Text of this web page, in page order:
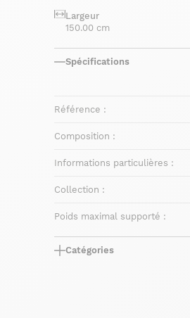
Largeur
150.00 cm
Spécifications
Référence :
Composition :
Informations particulières :
Collection :
Poids maximal supporté :
Catégories